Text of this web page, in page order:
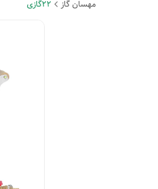
مهسان گاز 22گازی